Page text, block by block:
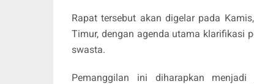
Rapat tersebut akan digelar pada
Timur, dengan agenda utama klarifikasi
swasta.
Pemanggilan ini diharapkan